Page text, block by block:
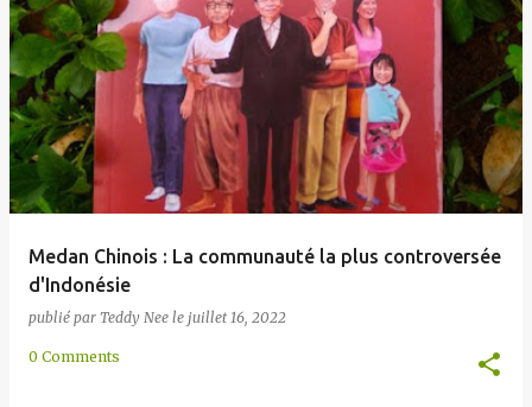
Medan Chinois : La communauté la plus controversée
d'Indonésie
publié par Teddy Nee le juillet 16, 2022
0 Comments